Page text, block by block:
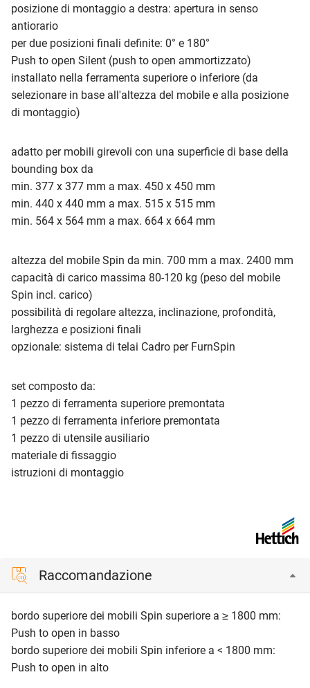
posizione di montaggio a destra: apertura in senso
antiorario
per due posizioni finali definite: 0° e 180°
Push to open Silent (push to open ammortizzato)
installato nella ferramenta superiore o inferiore (da
selezionare in base all'altezza del mobile e alla posizione
di montaggio)
adatto per mobili girevoli con una superficie di base della
bounding box da
min. 377 x 377 mm a max. 450 x 450 mm
min. 440 x 440 mm a max. 515 x 515 mm
min. 564 x 564 mm a max. 664 x 664 mm
altezza del mobile Spin da min. 700 mm a max. 2400 mm
capacità di carico massima 80-120 kg (peso del mobile
Spin incl. carico)
possibilità di regolare altezza, inclinazione, profondità,
larghezza e posizioni finali
opzionale: sistema di telai Cadro per FurnSpin
set composto da:
1 pezzo di ferramenta superiore premontata
1 pezzo di ferramenta inferiore premontata
1 pezzo di utensile ausiliario
materiale di fissaggio
istruzioni di montaggio
Raccomandazione
bordo superiore dei mobili Spin superiore a ≥ 1800 mm:
Push to open in basso
bordo superiore dei mobili Spin inferiore a < 1800 mm:
Push to open in alto